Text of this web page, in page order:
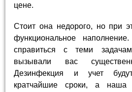
цене.
Стоит она недорого, но при
функциональное
справиться с теми
вызывали вас
Дезинфекция и учет
кратчайшие сроки, а наша